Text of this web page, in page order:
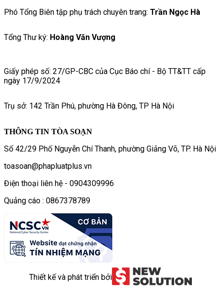
Phó Tổng Biên tập phụ trách chuyên trang: Trần Ngọc Hà
Tổng Thư ký: Hoàng Văn Vượng
Giấy phép số: 27/GP-CBC của Cục Báo chí - Bộ TT&TT cấp
ngày 17/9/2024
Trụ sở: 142 Trần Phú, phường Hà Đông, TP Hà Nội
THÔNG TIN TÒA SOẠN
Số 42/29 Phố Nguyễn Chí Thanh, phường Giảng Võ, TP. Hà Nội
toasoan@phapluatplus.vn
Điện thoại liên hệ - 0904309996
Quảng cáo : 0867378789
Thiết kế và phát triển bởi